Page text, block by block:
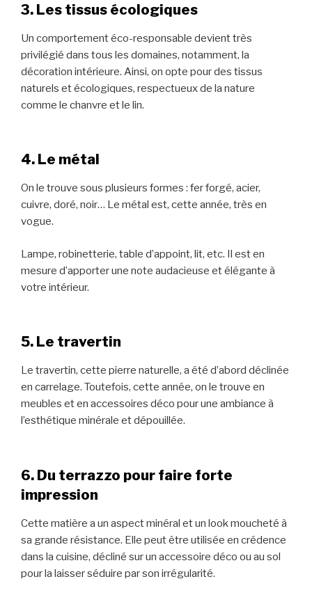
3. Les tissus écologiques
Un comportement éco-responsable devient très
privilégié dans tous les domaines, notamment, la
décoration intérieure. Ainsi, on opte pour des tissus
naturels et écologiques, respectueux de la nature
comme le chanvre et le lin.
4. Le métal
On le trouve sous plusieurs formes : fer forgé, acier,
cuivre, doré, noir… Le métal est, cette année, très en
vogue.
Lampe, robinetterie, table d’appoint, lit, etc. Il est en
mesure d’apporter une note audacieuse et élégante à
votre intérieur.
5. Le travertin
Le travertin, cette pierre naturelle, a été d’abord déclinée
en carrelage. Toutefois, cette année, on le trouve en
meubles et en accessoires déco pour une ambiance à
l’esthétique minérale et dépouillée.
6. Du terrazzo pour faire forte
impression
Cette matière a un aspect minéral et un look moucheté à
sa grande résistance. Elle peut être utilisée en crédence
dans la cuisine, décliné sur un accessoire déco ou au sol
pour la laisser séduire par son irrégularité.